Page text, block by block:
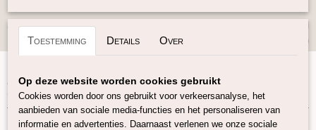
Inloggen Registreren
(0)
Home>Spinwol>Kleurenset>Glinster Merino Mix
Glinster Merino Mix "Avondrood"
Toestemming Details Over
Op deze website worden cookies gebruikt
Cookies worden door ons gebruikt voor verkeersanalyse, het
aanbieden van sociale media-functies en het personaliseren van
informatie en advertenties. Daarnaast verlenen we onze sociale